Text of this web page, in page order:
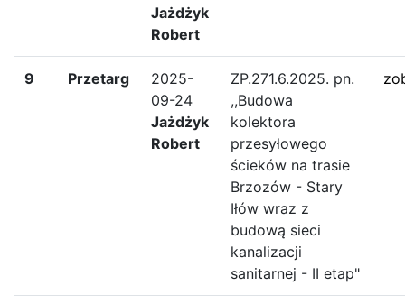
Jażdżyk
Robert
9 Przetarg
2025-
09-24
Jażdżyk
Robert
ZP.271.6.2025. pn.
,,Budowa
kolektora
przesyłowego
ścieków na trasie
Brzozów - Stary
Iłów wraz z
budową sieci
kanalizacji
sanitarnej - II etap"